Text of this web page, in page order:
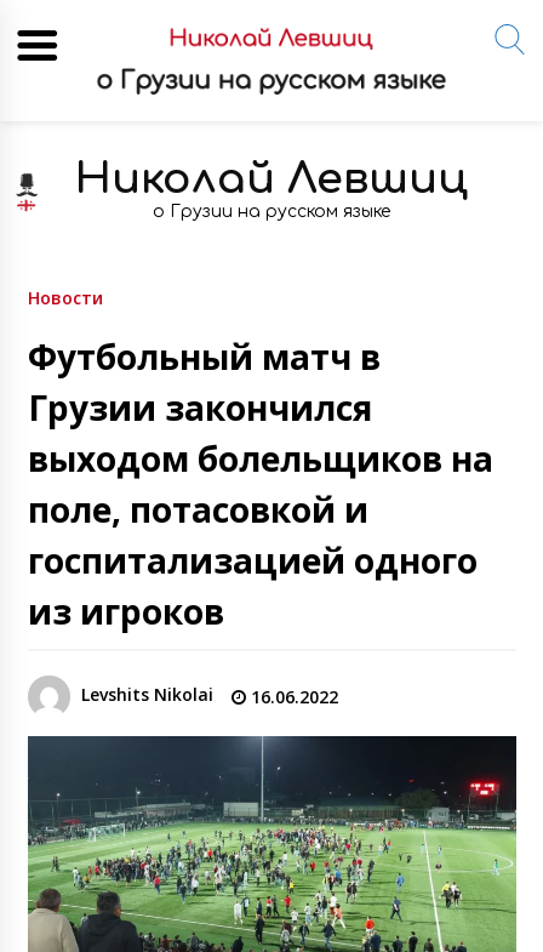
content
Николай Левшиц
о Грузии на русском языке
Новости
Футбольный матч в
Грузии закончился
выходом болельщиков на
поле, потасовкой и
госпитализацией одного
из игроков
Levshits Nikolai 16.06.2022